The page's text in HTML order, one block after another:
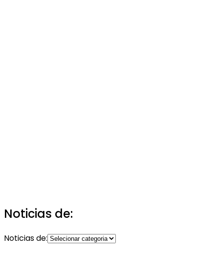
Noticias de:
Noticias de: